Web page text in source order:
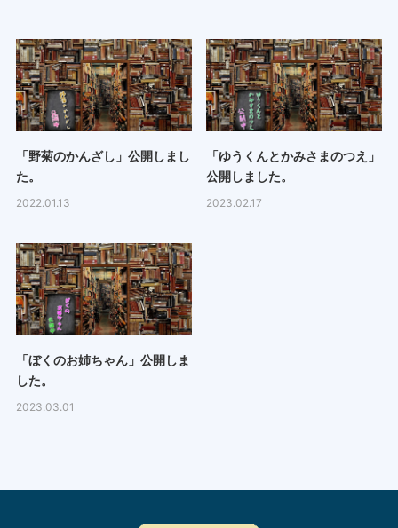
「野菊のかんざし」公開しまし
た。
2022.01.13
「ゆうくんとかみさまのつえ」
公開しました。
2023.02.17
「ぼくのお姉ちゃん」公開しま
した。
2023.03.01